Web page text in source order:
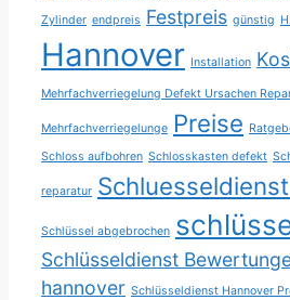
Zylinder endpreis Festpreis günstig
Hannover Installation
Mehrfachverriegelung Defekt Ursachen
Mehrfachverriegelunge Preise
Schloss aufbohren Schlosskasten defekt
reparatur
Schlüssel abgebrochen
Schlüsseldienst
hannover Schlüsseldienst Hannover